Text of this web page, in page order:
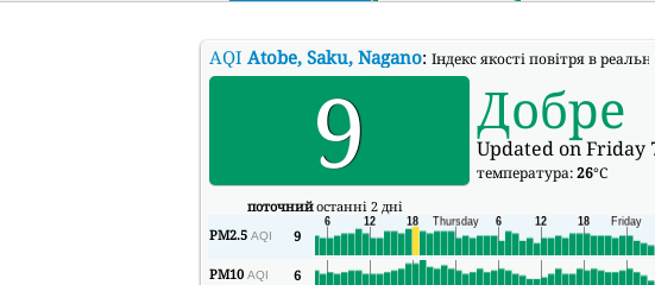
AQI Atobe, Saku, Nagano: Індекс якості повітря в
9 Добре
Updated on Friday
температура:26°C
поточнийостанні 2 дні
PM2.5 AQI 9
PM10 AQI 6